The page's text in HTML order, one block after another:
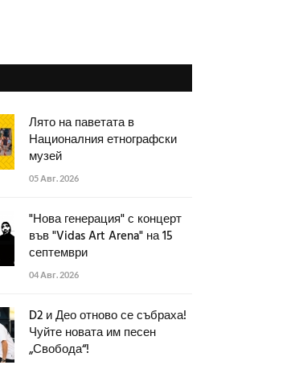
Лято на паветата в
Националния етнографски
музей
05 Авг. 2026
"Нова генерация" с концерт
във "Vidas Art Arena" на 15
септември
04 Авг. 2026
D2 и Део отново се събраха!
Чуйте новата им песен
„Свобода“!